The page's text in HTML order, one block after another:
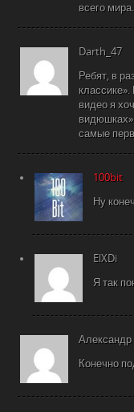
всего
Darth_47
Ребят, в
видео я
самые
100bit
Ну
ElXDi
Я так
Александр
Конечно